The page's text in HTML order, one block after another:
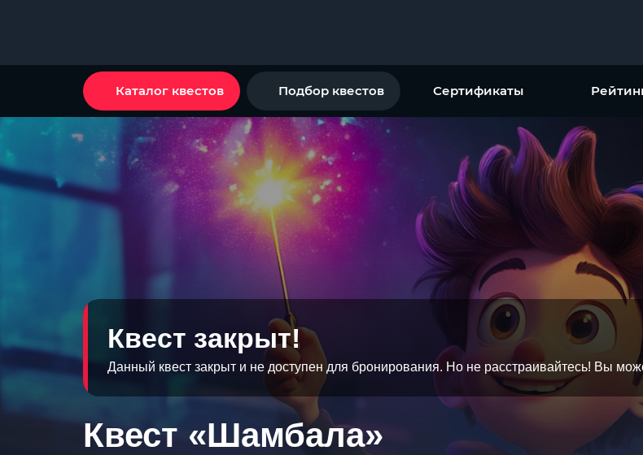
Каталог квестов Подбор квестов Сертификаты
Квест закрыт!
Данный квест закрыт и не доступен для бронирования. Но не расстраивайтесь! Вы
Квест «Шамбала»